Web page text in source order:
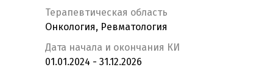
Терапевтическая область
Онкология, Ревматология
Дата начала и окончания КИ
01.01.2024 - 31.12.2026